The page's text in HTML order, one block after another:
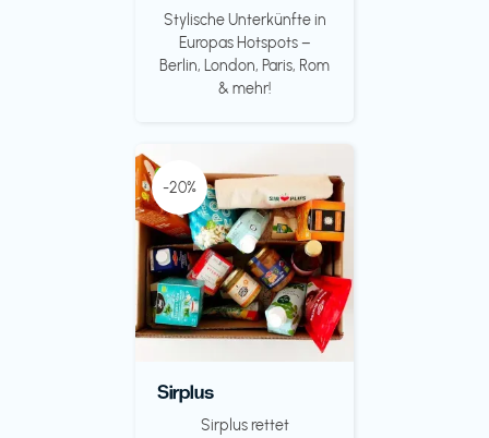
Stylische Unterkünfte in
Europas Hotspots –
Berlin, London, Paris, Rom
& mehr!
-20%
Sirplus
Sirplus rettet